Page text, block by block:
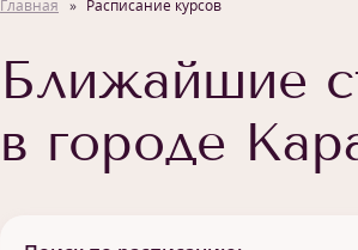
Главная Расписание курсов
Ближайшие
в городе